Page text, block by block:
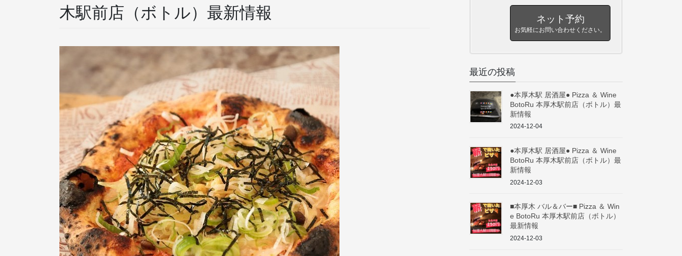
木駅前店（ボトル）最新情報
ネット予約
お気軽にお問い合わせください。
最近の投稿
●本厚木駅 居酒屋● Pizza ＆ Wine
BotoRu 本厚木駅前店（ボトル）最
新情報
2024-12-04
●本厚木駅 居酒屋● Pizza ＆ Wine
BotoRu 本厚木駅前店（ボトル）最
新情報
2024-12-03
■本厚木 バル＆バー■ Pizza ＆ Win
e BotoRu 本厚木駅前店（ボトル）
最新情報
2024-12-03